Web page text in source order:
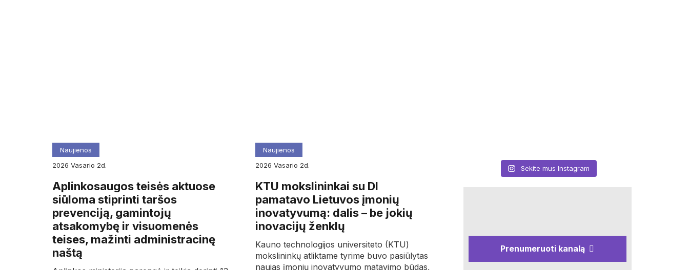
Naujienos
2026
vasario 2d.
Aplinkosaugos teisės aktuose
siūloma stiprinti taršos
prevenciją, gamintojų
atsakomybę ir visuomenės
teises, mažinti administracinę
naštą
Naujienos
2026
vasario 2d.
KTU mokslininkai su DI
pamatavo Lietuvos įmonių
inovatyvumą: dalis – be jokių
inovacijų ženklų
Kauno technologijos universiteto (KTU)
mokslininkų atliktame tyrime buvo pasiūlytas
naujas įmonių inovatyvumo matavimo būdas,
Sekite mus Instagram
Prenumeruoti kanalą